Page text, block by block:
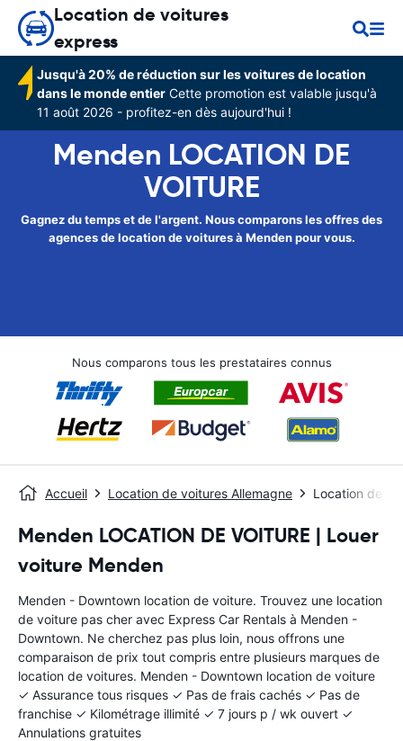
Location de voitures
express
Jusqu'à 20% de réduction sur les voitures de location
dans le monde entier Cette promotion est valable jusqu'à
11 août 2026 - profitez-en dès aujourd'hui !
Menden LOCATION DE
VOITURE
Gagnez du temps et de l'argent. Nous comparons les offres des
agences de location de voitures à Menden pour vous.
Nous comparons tous les prestataires connus
Accueil Location de voitures Allemagne Location de
Menden LOCATION DE VOITURE | Louer
voiture Menden
Menden - Downtown location de voiture. Trouvez une location
de voiture pas cher avec Express Car Rentals à Menden -
Downtown. Ne cherchez pas plus loin, nous offrons une
comparaison de prix tout compris entre plusieurs marques de
location de voitures. Menden - Downtown location de voiture
✓ Assurance tous risques ✓ Pas de frais cachés ✓ Pas de
franchise ✓ Kilométrage illimité ✓ 7 jours p / wk ouvert ✓
Annulations gratuites